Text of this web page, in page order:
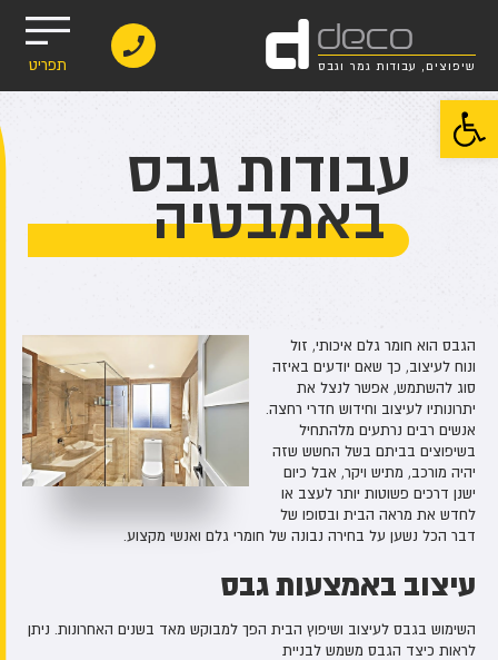
פתח סרגל נגישות
deco
d שיפוצים, עבודות גמר וגבס תפריט
עבודות גבס
באמבטיה
הגבס הוא חומר גלם איכותי, זול
ונוח לעיצוב, כך שאם יודעים באיזה
סוג להשתמש, אפשר לנצל את
יתרונותיו לעיצוב וחידוש חדרי רחצה.
אנשים רבים נרתעים מלהתחיל
בשיפוצים בביתם בשל החשש שזה
יהיה מורכב, מתיש ויקר, אבל כיום
ישנן דרכים פשוטות יותר לעצב או
לחדש את מראה הבית ובסופו של
דבר הכל נשען על בחירה נבונה של חומרי גלם ואנשי מקצוע.
עיצוב באמצעות גבס
השימוש בגבס לעיצוב ושיפוץ הבית הפך למבוקש מאד בשנים האחרונות. ניתן
לראות כיצד הגבס משמש לבניית